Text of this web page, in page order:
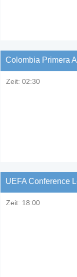
Colombia Primera A
Zeit: 02:30
UEFA Conference
Zeit: 18:00